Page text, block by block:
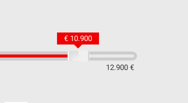
12.900 €
€ 10.900